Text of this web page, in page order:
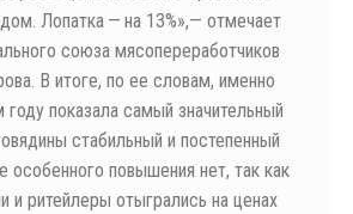
Лопатка — на 13%»,— отмечает
союза мясопереработчиков
В итоге, по ее словам, именно
году показала самый значительный
стабильный и постепенный
особенного повышения нет, так как
и ритейлеры отыгрались на ценах